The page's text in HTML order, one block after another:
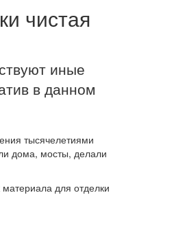
чистая
иные
в данном
тысячелетиями
дома, мосты, делали
материала для отделки